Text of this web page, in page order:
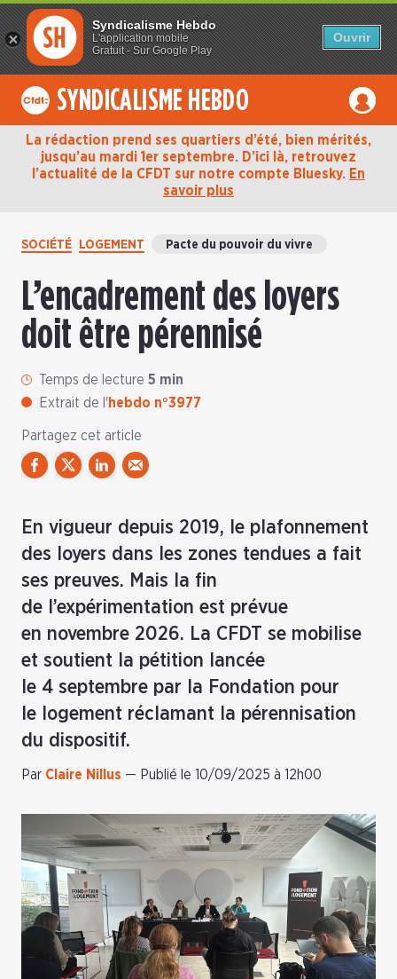
Syndicalisme Hebdo
L'application mobile
Gratuit - Sur Google Play
Ouvrir
La rédaction prend ses quartiers d’été, bien mérités,
jusqu’au mardi 1er septembre. D’ici là, retrouvez
l’actualité de la CFDT sur notre compte Bluesky. En
savoir plus
SYNDICALISME HEBDO
SOCIÉTÉ LOGEMENT Pacte du pouvoir du vivre
L’encadrement des loyers
doit être pérennisé
Temps de lecture 5 min
Extrait de l'hebdo n°3977
Partagez cet article
En vigueur depuis 2019, le plafonnement
des loyers dans les zones tendues a fait
ses preuves. Mais la fin
de l’expérimentation est prévue
en novembre 2026. La CFDT se mobilise
et soutient la pétition lancée
le 4 septembre par la Fondation pour
le logement réclamant la pérennisation
du dispositif.
Par Claire Nillus — Publié le 10/09/2025 à 12h00